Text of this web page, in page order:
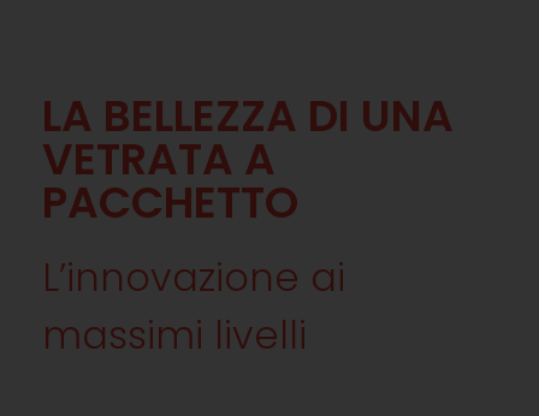
LA BELLEZZA DI UNA
VETRATA A
PACCHETTO
L’innovazione ai
massimi livelli